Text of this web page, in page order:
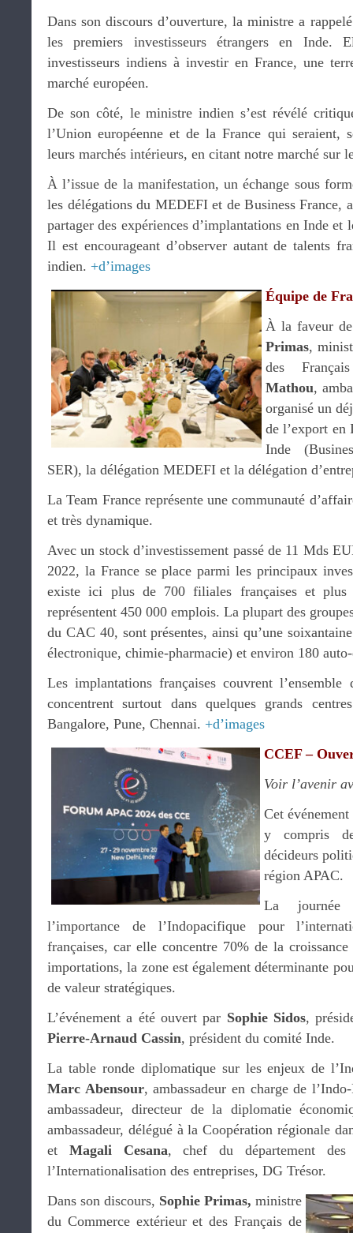
Dans son discours d’ouverture, la ministre a
les premiers investisseurs étrangers en
investisseurs indiens à investir en France, une
marché européen.
De son côté, le ministre indien s’est révélé
l’Union européenne et de la France qui seraient,
leurs marchés intérieurs, en citant notre marché sur
À l’issue de la manifestation, un échange sous
les délégations du MEDEFI et de Business France,
partager des expériences d’implantations en Inde
Il est encourageant d’observer autant de talents
indien. +d’images
Équipe de
À la faveur
Primas,
des
Mathou,
organisé un
de l’export en
Inde
SER), la délégation MEDEFI et la délégation
La Team France représente une communauté
et très dynamique.
Avec un stock d’investissement passé de 11 Mds
2022, la France se place parmi les principaux
existe ici plus de 700 filiales françaises et plus
représentent 450 000 emplois. La plupart des
du CAC 40, sont présentes, ainsi qu’une
électronique, chimie-pharmacie) et environ 180
Les implantations françaises couvrent
concentrent surtout dans quelques grands
Bangalore, Pune, Chennai. +d’images
CCEF –
Voir l’avenir
Cet
y compris
décideurs
région APAC.
La journée
l’importance de l’Indopacifique pour
françaises, car elle concentre 70% de la
importations, la zone est également déterminante
de valeur stratégiques.
L’événement a été ouvert par Sophie Sidos,
Pierre-Arnaud Cassin, président du comité Inde.
La table ronde diplomatique sur les enjeux de
Marc Abensour, ambassadeur en charge de
ambassadeur, directeur de la diplomatie
ambassadeur, délégué à la Coopération régionale
et Magali Cesana, chef du département
l’Internationalisation des entreprises, DG Trésor.
Dans son discours, Sophie Primas, ministre
du Commerce extérieur et des Français de